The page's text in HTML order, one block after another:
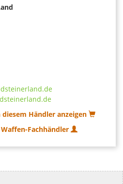
Händler anzeigen
Fachhändler